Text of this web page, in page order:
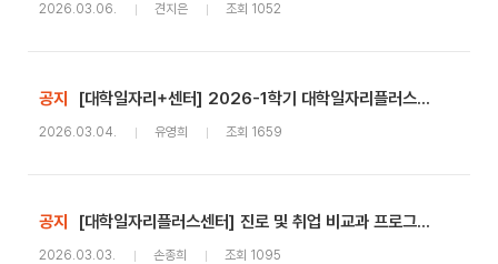
2026.03.06. 견지은 조회 1052
공지 [대학일자리+센터] 2026-1학기 대학일자리플러스센터 진로 및 취업 비교과 프로그램 안내
2026.03.04. 유영희 조회 1659
공지 [대학일자리플러스센터] 진로 및 취업 비교과 프로그램 이수 및 프로그램 신청 패널티 부여 기준
2026.03.03. 손종희 조회 1095